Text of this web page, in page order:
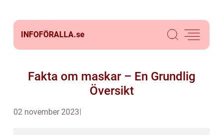
INFOFÖRALLA.se
Fakta om maskar – En Grundlig
Översikt
02 november 2023